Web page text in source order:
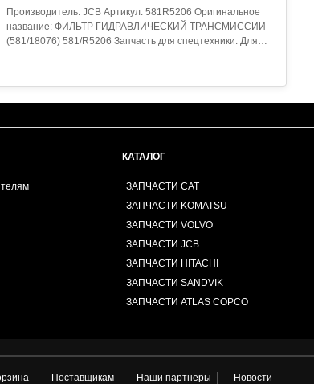
Производитель: JCB Артикул: 581R5206 Оригинальное
название: ФИЛЬТР ГИДРАВЛИЧЕСКИЙ ТРАНСМИССИИ
(581/18076) 581/R5206 Запчасть для спецтехники. Для
КАТАЛОГ
ЗАПЧАСТИ CAT
ЗАПЧАСТИ KOMATSU
ЗАПЧАСТИ VOLVO
ЗАПЧАСТИ JCB
ЗАПЧАСТИ HITACHI
ЗАПЧАСТИ SANDVIK
ЗАПЧАСТИ ATLAS COPCO
Поставщикам Наши партнеры Новости